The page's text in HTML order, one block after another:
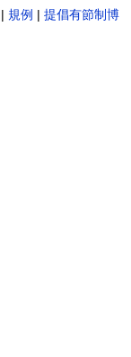
| 規例 | 提倡有節制博